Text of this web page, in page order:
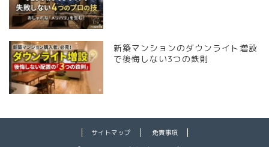
新築マンションのダウンライト増設
で後悔しない3つの鉄則
サイトマップ
免責事項